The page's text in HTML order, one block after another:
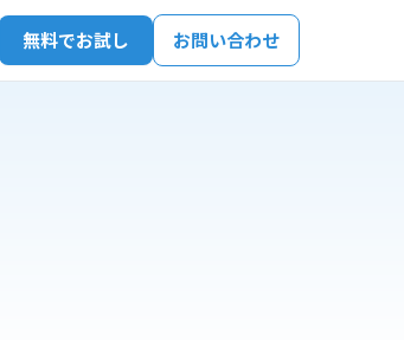
無料でお試し お問い合わせ